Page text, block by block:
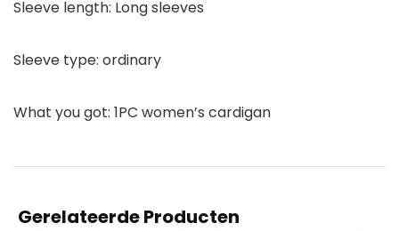
Sleeve length: Long sleeves
Sleeve type: ordinary
What you got: 1PC women’s cardigan
Gerelateerde Producten